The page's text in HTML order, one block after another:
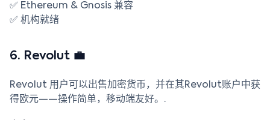
✅ Ethereum & Gnosis 兼容
✅ 机构就绪
6. Revolut 💼
Revolut 用户可以出售加密货币，并在其Revolut账户中获
得欧元——操作简单，移动端友好。.